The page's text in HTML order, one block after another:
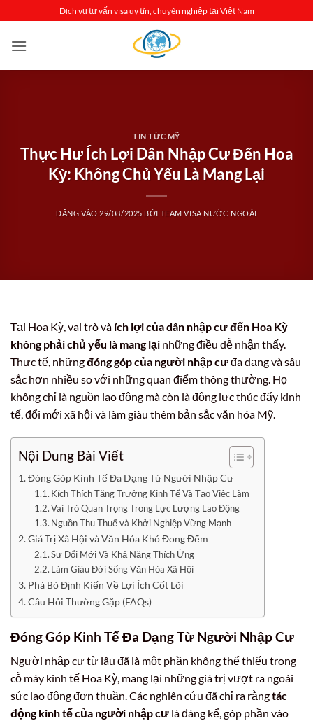
qua
nội
Dịch vụ tư vấn visa uy tín, chuyên nghiệp tại Việt Nam
TIN TỨC MỸ
Thực Hư Ích Lợi Dân Nhập Cư Đến Hoa
Kỳ: Không Chủ Yếu Là Mang Lại
ĐĂNG VÀO 29/08/2025 BỞI TEAM VISA NƯỚC NGOÀI
Tại Hoa Kỳ, vai trò và ích lợi của dân nhập cư đến Hoa Kỳ
không phải chủ yếu là mang lại những điều dễ nhận thấy.
Thực tế, nhữngđóng góp của người nhập cưđa dạng và sâu
sắc hơn nhiều so với những quan điểm thông thường. Họ
không chỉ là nguồn lao động mà còn là động lực thúc đẩy kinh
tế, đổi mới xã hội và làm giàu thêm bản sắc văn hóa Mỹ.
Nội Dung Bài Viết
Đóng Góp Kinh Tế Đa Dạng Từ Người Nhập Cư
Kích Thích Tăng Trưởng Kinh Tế Và Tạo Việc Làm
Vai Trò Quan Trọng Trong Lực Lượng Lao Động
Nguồn Thu Thuế và Khởi Nghiệp Vững Mạnh
Giá Trị Xã Hội và Văn Hóa Khó Đong Đếm
Sự Đổi Mới Và Khả Năng Thích Ứng
Làm Giàu Đời Sống Văn Hóa Xã Hội
Phá Bỏ Định Kiến Về Lợi Ích Cốt Lõi
Câu Hỏi Thường Gặp (FAQs)
Đóng Góp Kinh Tế Đa Dạng Từ Người Nhập Cư
Người nhập cư từ lâu đã là một phần không thể thiếu trong
cỗ máy kinh tế Hoa Kỳ, mang lại những giá trị vượt ra ngoài
sức lao động đơn thuần. Các nghiên cứu đã chỉ ra rằngtác
động kinh tế của người nhập cư là đáng kể, góp phần vào